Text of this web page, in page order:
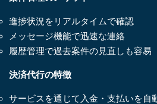
進捗状況をリアルタイムで確認
メッセージ機能で迅速な連絡
履歴管理で過去案件の見直しも容易
決済代行の特徴
サービスを通じて入金・支払いを自